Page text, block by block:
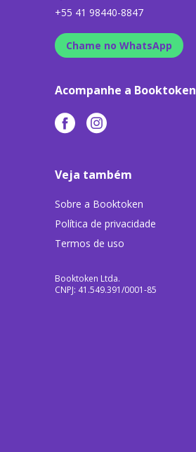
+55 41 98440-8847
Chame no WhatsApp
Acompanhe a Booktoken
Veja também
Sobre a Booktoken
Política de privacidade
Termos de uso
Booktoken Ltda.
CNPJ: 41.549.391/0001-85